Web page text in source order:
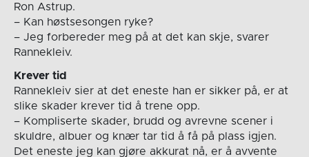
Ron Astrup.
– Kan høstsesongen ryke?
– Jeg forbereder meg på at det kan skje, svarer
Rannekleiv.
Krever tid
Rannekleiv sier at det eneste han er sikker på, er at
slike skader krever tid å trene opp.
– Kompliserte skader, brudd og avrevne scener i
skuldre, albuer og knær tar tid å få på plass igjen.
Det eneste jeg kan gjøre akkurat nå, er å avvente